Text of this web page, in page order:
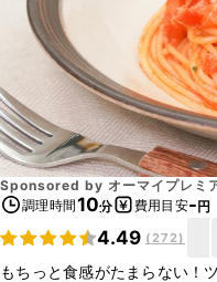
Sponsored by オーマイプレミ
調理時間10分 費用目安-円
4.49 (272)
もちっと食感がたまらない！